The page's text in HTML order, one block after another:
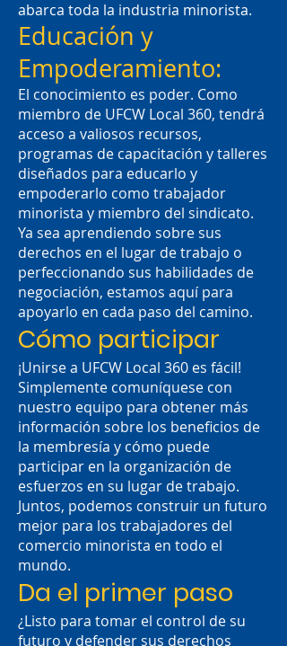
abarca toda la industria minorista.
Educación y
Empoderamiento:
El conocimiento es poder. Como
miembro de UFCW Local 360, tendrá
acceso a valiosos recursos,
programas de capacitación y talleres
diseñados para educarlo y
empoderarlo como trabajador
minorista y miembro del sindicato.
Ya sea aprendiendo sobre sus
derechos en el lugar de trabajo o
perfeccionando sus habilidades de
negociación, estamos aquí para
apoyarlo en cada paso del camino.
Cómo participar
¡Unirse a UFCW Local 360 es fácil!
Simplemente comuníquese con
nuestro equipo para obtener más
información sobre los beneficios de
la membresía y cómo puede
participar en la organización de
esfuerzos en su lugar de trabajo.
Juntos, podemos construir un futuro
mejor para los trabajadores del
comercio minorista en todo el
mundo.
Da el primer paso
¿Listo para tomar el control de su
futuro y defender sus derechos